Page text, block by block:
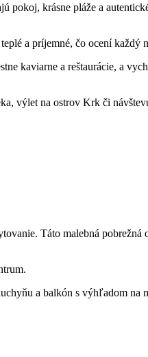
pokoj, krásne pláže a
a príjemné, čo ocení každý
kaviarne a reštaurácie, a
výlet na ostrov Krk či
Táto malebná pobrežná
a balkón s výhľadom na